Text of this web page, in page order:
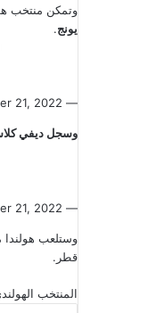
وتمكن منتخب
يونج.
— NOS Sport (@NOSsport)
21, 2022
وسجل ديفي
— NOS Sport (@NOSsport)
21, 2022
وستلعب هولندا
قطر.
المنتخب